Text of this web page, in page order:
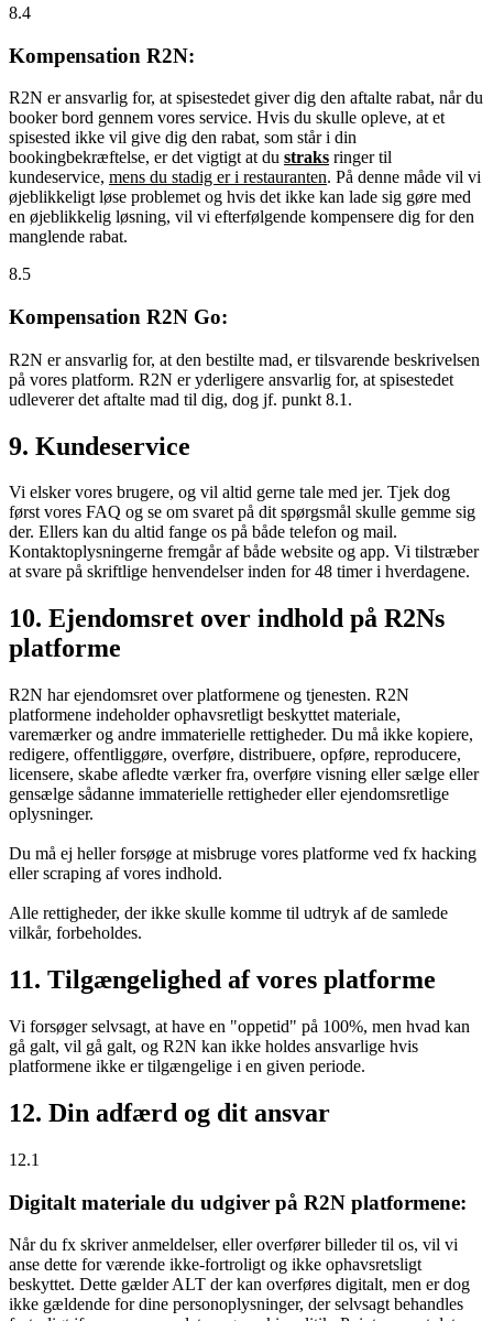
8.4
Kompensation R2N:
R2N er ansvarlig for, at spisestedet giver dig den aftalte rabat, når du
booker bord gennem vores service. Hvis du skulle opleve, at et
spisested ikke vil give dig den rabat, som står i din
bookingbekræftelse, er det vigtigt at du straks ringer til
kundeservice, mens du stadig er i restauranten. På denne måde vil vi
øjeblikkeligt løse problemet og hvis det ikke kan lade sig gøre med
en øjeblikkelig løsning, vil vi efterfølgende kompensere dig for den
manglende rabat.
8.5
Kompensation R2N Go:
R2N er ansvarlig for, at den bestilte mad, er tilsvarende beskrivelsen
på vores platform. R2N er yderligere ansvarlig for, at spisestedet
udleverer det aftalte mad til dig, dog jf. punkt 8.1.
9. Kundeservice
Vi elsker vores brugere, og vil altid gerne tale med jer. Tjek dog
først vores FAQ og se om svaret på dit spørgsmål skulle gemme sig
der. Ellers kan du altid fange os på både telefon og mail.
Kontaktoplysningerne fremgår af både website og app. Vi tilstræber
at svare på skriftlige henvendelser inden for 48 timer i hverdagene.
10. Ejendomsret over indhold på R2Ns
platforme
R2N har ejendomsret over platformene og tjenesten. R2N
platformene indeholder ophavsretligt beskyttet materiale,
varemærker og andre immaterielle rettigheder. Du må ikke kopiere,
redigere, offentliggøre, overføre, distribuere, opføre, reproducere,
licensere, skabe afledte værker fra, overføre visning eller sælge eller
gensælge sådanne immaterielle rettigheder eller ejendomsretlige
oplysninger.
Du må ej heller forsøge at misbruge vores platforme ved fx hacking
eller scraping af vores indhold.
Alle rettigheder, der ikke skulle komme til udtryk af de samlede
vilkår, forbeholdes.
11. Tilgængelighed af vores platforme
Vi forsøger selvsagt, at have en "oppetid" på 100%, men hvad kan
gå galt, vil gå galt, og R2N kan ikke holdes ansvarlige hvis
platformene ikke er tilgængelige i en given periode.
12. Din adfærd og dit ansvar
12.1
Digitalt materiale du udgiver på R2N platformene:
Når du fx skriver anmeldelser, eller overfører billeder til os, vil vi
anse dette for værende ikke-fortroligt og ikke ophavsretsligt
beskyttet. Dette gælder ALT der kan overføres digitalt, men er dog
ikke gældende for dine personoplysninger, der selvsagt behandles